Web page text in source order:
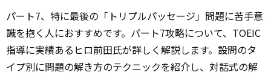
パート7、特に最後の「トリプルパッセージ」問題に苦手意
識を抱く人におすすめです。パート7攻略について、TOEIC
指導に実績あるヒロ前田氏が詳しく解説します。設問のタ
イプ別に問題の解き方のテクニックを紹介し、対話式の解